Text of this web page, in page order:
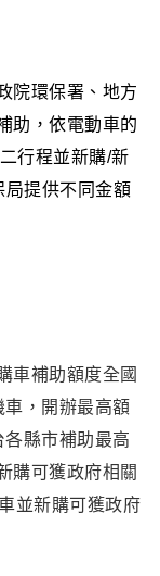
院環保署、地方
助，依電動車的
行程並新購/新
提供不同金額
車補助額度全國
，開辦最高額
各縣市補助最高
購可獲政府相關
並新購可獲政府